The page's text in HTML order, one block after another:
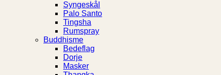
Syngeskål
Palo Santo
Tingsha
Rumspray
Buddhisme
Bedeflag
Dorje
Masker